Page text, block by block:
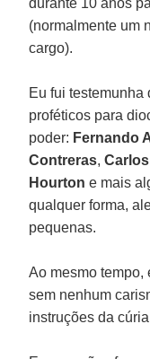
durante 10 anos
(normalmente um
cargo).
Eu fui
proféticos para
poder: Fernando
Contreras,
Hourton e mais
qualquer forma,
pequenas.
Ao mesmo tempo,
sem nenhum
instruções da